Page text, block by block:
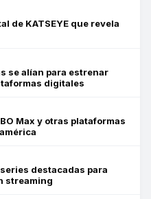
de KATSEYE que revela
se alían para estrenar
digitales
Max y otras plataformas
destacadas para
streaming